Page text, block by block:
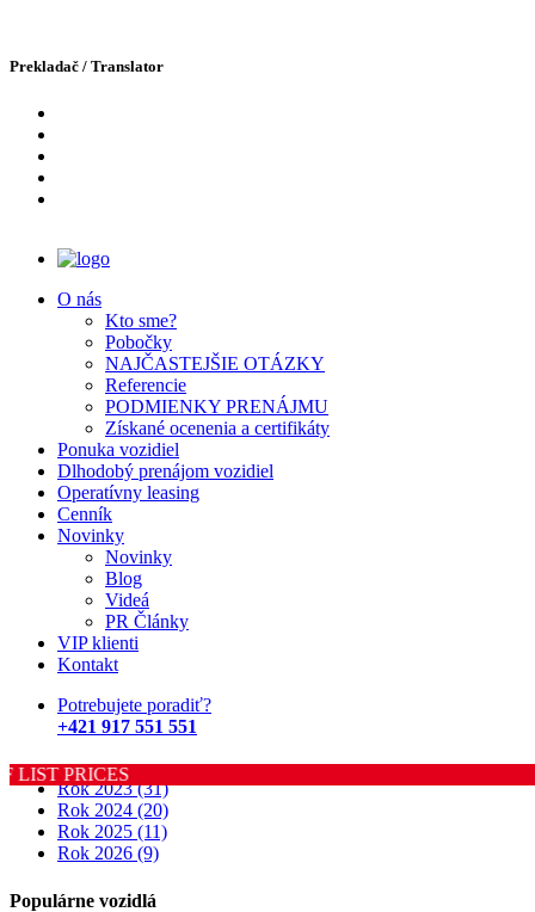
Prekladač / Translator
O nás
Kto sme?
Pobočky
NAJČASTEJŠIE OTÁZKY
Referencie
PODMIENKY PRENÁJMU
Získané ocenenia a certifikáty
Ponuka vozidiel
Dlhodobý prenájom vozidiel
Operatívny leasing
Cenník
Novinky
Novinky
Blog
Videá
PR Články
VIP klienti
Kontakt
Potrebujete poradiť?
+421 917 551 551
PRICES
Domov
Novinky
AUTOPOŽIČOVŇA MKCAR NIE JE LEN FIRMA
06.06.2022Archív 2022
AUTOPOŽIČOVŇA MKCAR NIE JE LEN
FIRMA
Je to životný štýl. Jej vozidlá Vás sprevádzajú všade, sú súčasťou
Vaších zážitkov a vďaka jej pestrosti výberu môže byť rôznorodý aj
Váš program.
Archív
Rok 2022(12)
Rok 2023(31)
Rok 2024 (20)
Rok 2025 (11)
Rok 2026 (9)
Populárne vozidlá